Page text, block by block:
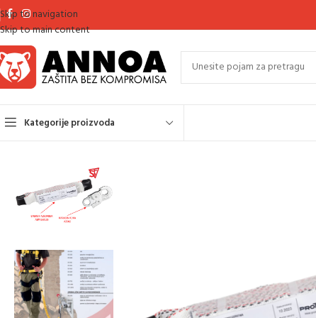
Skip to navigation
Skip to main content
Kategorije proizvoda